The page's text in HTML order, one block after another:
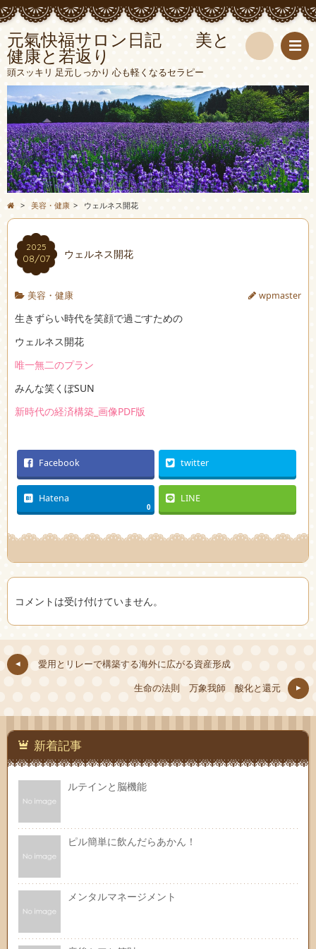
元氣快福サロン日記 美と
健康と若返り
頭スッキリ 足元しっかり 心も軽くなるセラピー
索
> 美容・健康 > ウェルネス開花
2025
08/07 ウェルネス開花
美容・健康 wpmaster
生きずらい時代を笑顔で過ごすための
ウェルネス開花
唯一無二のプラン
みんな笑くぼSUN
新時代の経済構築_画像PDF版
Facebook twitter
Hatena
0
LINE
コメントは受け付けていません。
愛用とリレーで構築する海外に広がる資産形成
生命の法則 万象我師 酸化と還元
新着記事
ルテインと脳機能
ピル簡単に飲んだらあかん！
メンタルマネージメント